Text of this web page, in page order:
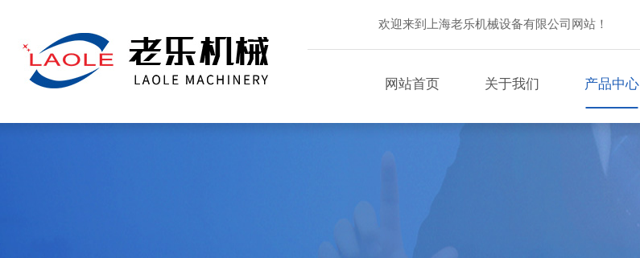
欢迎来到上海老乐机械设备有限公司网站！
网站首页 关于我们 产品中心